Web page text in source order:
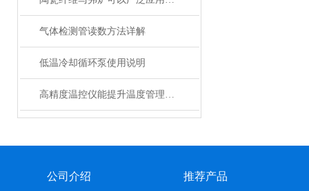
气体检测管读数方法详解
低温冷却循环泵使用说明
高精度温控仪能提升温度管理的精准性和效率
公司介绍 推荐产品